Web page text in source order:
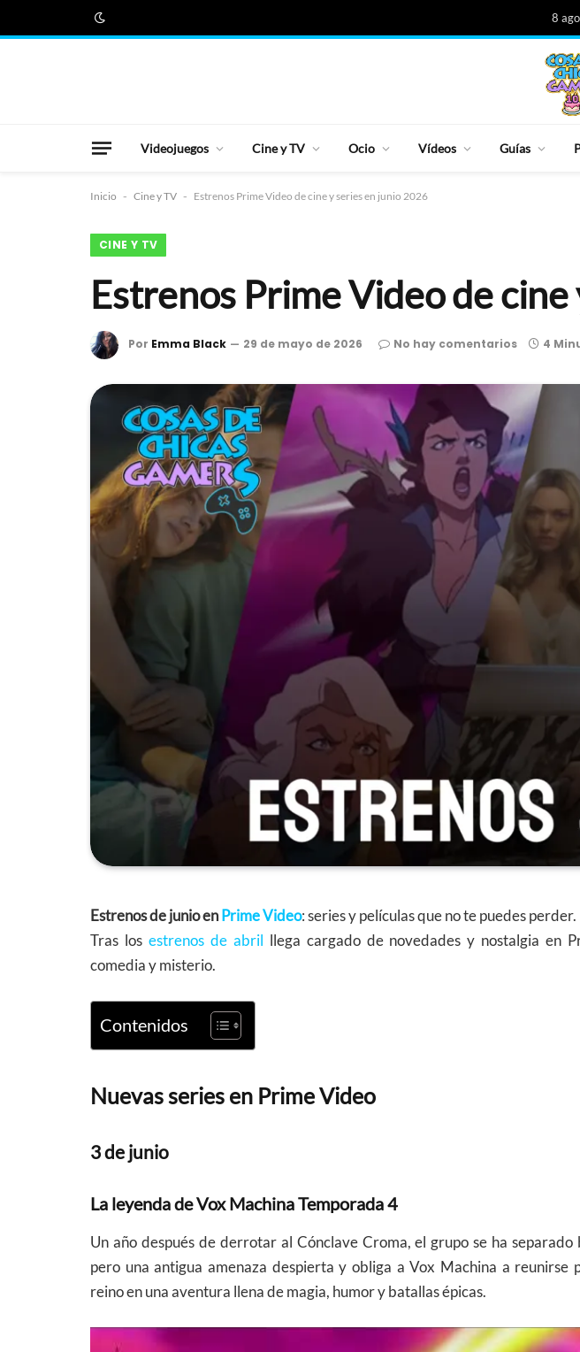
8
Videojuegos Cine y TV Ocio Vídeos Guías
Inicio - Cine y TV - Estrenos Prime Video de cine y series en junio 2026
CINE Y TV
Estrenos Prime Video de
Por Emma Black 29 de mayo de 2026 No hay comentarios 4
Estrenos de junio en Prime Video: series y películas que no te puedes perder.
Tras los estrenos de abril
llega cargado de novedades y nostalgia en
comedia y misterio.
Contenidos
Nuevas series en Prime Video
3 de junio
La leyenda de Vox Machina Temporada 4
Un año después de derrotar al Cónclave Croma, el grupo se ha separado
pero una antigua amenaza despierta y obliga a Vox Machina a reunirse
reino en una aventura llena de magia, humor y batallas épicas.